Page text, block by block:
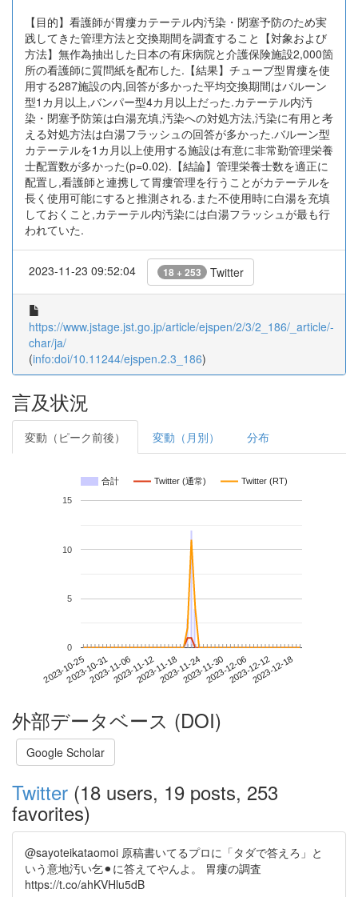
【目的】看護師が胃瘻カテーテル内汚染・閉塞予防のため実
践してきた管理方法と交換期間を調査すること【対象および
方法】無作為抽出した日本の有床病院と介護保険施設2,000箇
所の看護師に質問紙を配布した.【結果】チューブ型胃瘻を使
用する287施設の内,回答が多かった平均交換期間はバルーン
型1カ月以上,バンパー型4カ月以上だった.カテーテル内汚
染・閉塞予防策は白湯充填,汚染への対処方法,汚染に有用と考
える対処方法は白湯フラッシュの回答が多かった.バルーン型
カテーテルを1カ月以上使用する施設は有意に非常勤管理栄養
士配置数が多かった(p=0.02).【結論】管理栄養士数を適正に
配置し,看護師と連携して胃瘻管理を行うことがカテーテルを
長く使用可能にすると推測される.また不使用時に白湯を充填
しておくこと,カテーテル内汚染には白湯フラッシュが最も行
われていた.
2023-11-23 09:52:04 18 + 253 Twitter
https://www.jstage.jst.go.jp/article/ejspen/2/3/2_186/_article/-
char/ja/
(info:doi/10.11244/ejspen.2.3_186)
言及状況
変動（ピーク前後） 変動（月別） 分布
合計 Twitter (通常) Twitter (RT)
2023-10-252023-10-312023-11-062023-11-122023-11-182023-11-242023-11-302023-12-062023-12-122023-12-18
0
5
10
15
外部データベース (DOI)
Google Scholar
Twitter (18 users, 19 posts, 253
favorites)
@sayoteikataomoi 原稿書いてるプロに「タダで答えろ」と
いう意地汚い乞⚫︎に答えてやんよ。 胃瘻の調査
https://t.co/ahKVHlu5dB